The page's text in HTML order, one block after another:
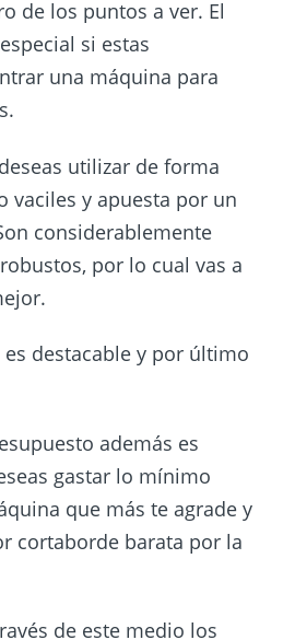
de los puntos a ver. El
si estas
una máquina para
utilizar de forma
vaciles y apuesta por un
considerablemente
por lo cual vas a
es destacable y por último
además es
gastar lo mínimo
que más te agrade y
cortaborde barata por la
de este medio los